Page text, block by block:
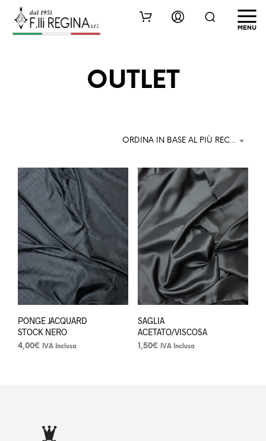
OUTLET
ORDINA IN BASE AL PIÙ RECENTE
PONGE JACQUARD
STOCK NERO
4,00€ IVA Inclusa
SAGLIA
ACETATO/VISCOSA
1,50€ IVA Inclusa